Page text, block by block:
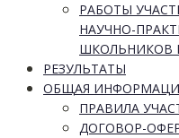
РАБОТЫ
НАУЧНО-
ШКОЛЬНИКОВ
РЕЗУЛЬТАТЫ
ОБЩАЯ
ПРАВИЛА
ДОГОВОР-